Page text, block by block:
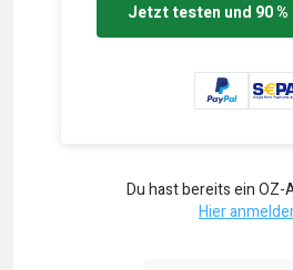
Jetzt testen und 90 %
Du hast bereits ein OZ-
Hier